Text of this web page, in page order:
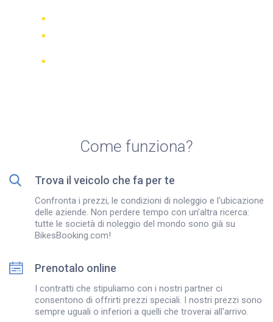
Come funziona?
Trova il veicolo che fa per te
Confronta i prezzi, le condizioni di noleggio e l'ubicazione
delle aziende. Non perdere tempo con un'altra ricerca:
tutte le società di noleggio del mondo sono già su
BikesBooking.com!
Prenotalo online
I contratti che stipuliamo con i nostri partner ci
consentono di offrirti prezzi speciali. I nostri prezzi sono
sempre uguali o inferiori a quelli che troverai all'arrivo.